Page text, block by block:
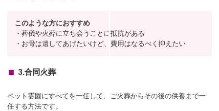
このような方におすすめ
・葬儀や火葬に立ち会うことに抵抗がある
・お骨は遺してあげたいけど、費用はなるべく抑えたい
3.合同火葬
ペット霊園にすべてを一任して、ご火葬からその後の供養まで一
任する方法です。